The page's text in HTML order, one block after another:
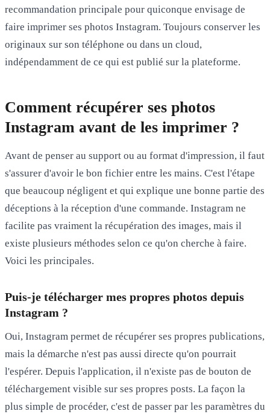
recommandation principale pour quiconque envisage de
faire imprimer ses photos Instagram. Toujours conserver les
originaux sur son téléphone ou dans un cloud,
indépendamment de ce qui est publié sur la plateforme.
Comment récupérer ses photos
Instagram avant de les imprimer ?
Avant de penser au support ou au format d'impression, il faut
s'assurer d'avoir le bon fichier entre les mains. C'est l'étape
que beaucoup négligent et qui explique une bonne partie des
déceptions à la réception d'une commande. Instagram ne
facilite pas vraiment la récupération des images, mais il
existe plusieurs méthodes selon ce qu'on cherche à faire.
Voici les principales.
Puis-je télécharger mes propres photos depuis
Instagram ?
Oui, Instagram permet de récupérer ses propres publications,
mais la démarche n'est pas aussi directe qu'on pourrait
l'espérer. Depuis l'application, il n'existe pas de bouton de
téléchargement visible sur ses propres posts. La façon la
plus simple de procéder, c'est de passer par les paramètres du